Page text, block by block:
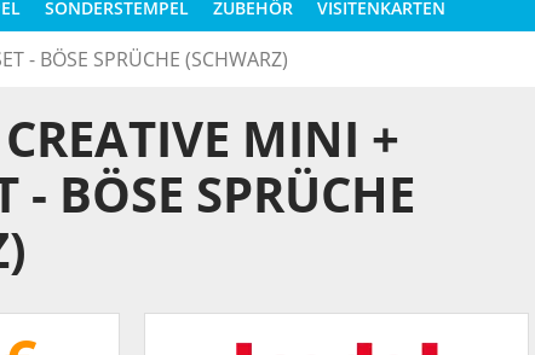
SONDERSTEMPEL ZUBEHÖR VISITENKARTEN
- BÖSE SPRÜCHE (SCHWARZ)
MINI +
- BÖSE SPRÜCHE